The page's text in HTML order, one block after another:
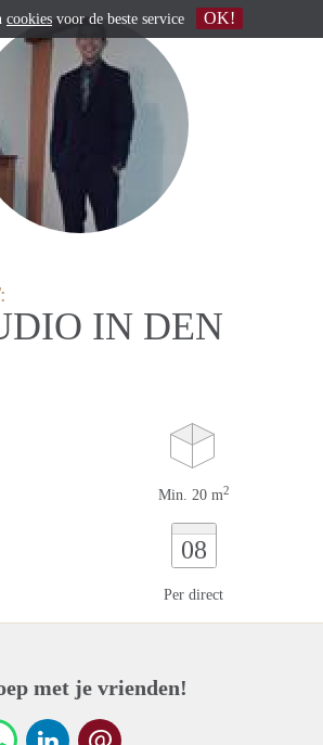
IN DEN
Min. 20 m2
08
Per direct
met je vrienden!
cookies voor de beste service OK!